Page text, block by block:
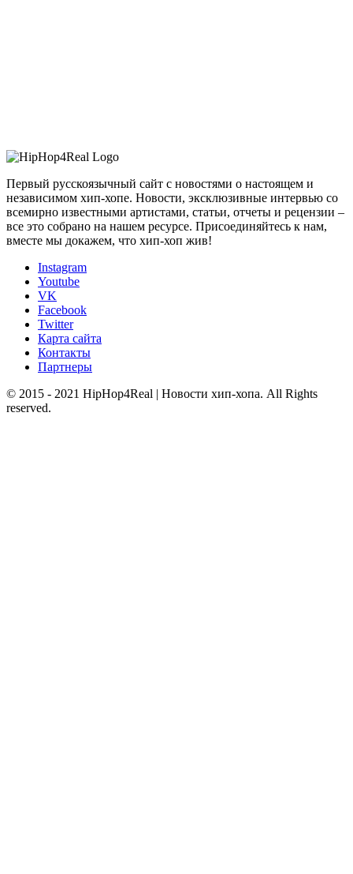
Первый русскоязычный сайт с новостями о настоящем и
независимом хип-хопе. Новости, эксклюзивные интервью со
всемирно известными артистами, статьи, отчеты и рецензии –
все это собрано на нашем ресурсе. Присоединяйтесь к нам,
вместе мы докажем, что хип-хоп жив!
Instagram
Youtube
VK
Facebook
Twitter
Карта сайта
Контакты
Партнеры
© 2015 - 2021 HipHop4Real | Новости хип-хопа. All Rights
reserved.